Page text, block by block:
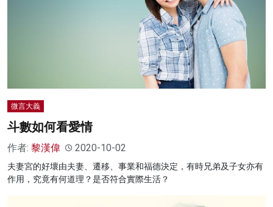
微言大義
斗數如何看愛情
作者: 黎漢偉 2020-10-02
夫妻宮的好壞由夫妻、遷移、事業和福德決定，有時兄弟及子女亦有
作用，究竟有何道理？是否符合實際生活？